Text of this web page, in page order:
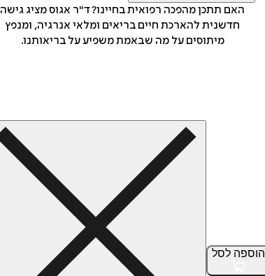
האם תתכן מהפכה רפואית בחיינו? ד"ר אגוס מציג גישה
חדשנית להארכת חיים בריאים ומלאי אנרגיה, ומנפץ
מיתוסים על מה שבאמת משפיע על בריאותנו.
הוספה לסל